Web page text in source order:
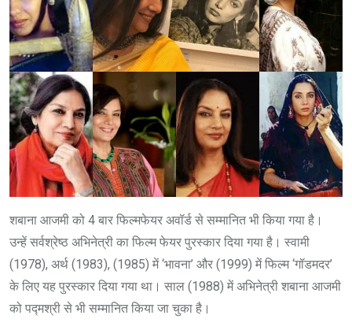
शबाना आजमी को 4 बार फिल्मफेयर अवॉर्ड से सम्मानित भी किया गया है।
उन्हें सर्वश्रेष्ठ अभिनेत्री का फिल्म फेयर पुरस्कार दिया गया है। स्वामी
(1978), अर्थ (1983), (1985) में ‘भावना’ और (1999) में फिल्म ‘गॉडमदर’
के लिए यह पुरस्कार दिया गया था। साल (1988) में अभिनेत्री शबाना आजमी
को पद्मश्री से भी सम्मानित किया जा चुका है।